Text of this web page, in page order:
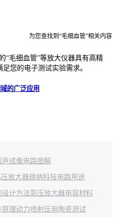
为您查找到“毛细血管”相关内容
“毛细血管”等放大仪器具有高精
您的电子测试实验需求。
的广泛应用
声成像 电路图解
压放大器微纳科技 电路用途
设计方法高压放大器电容材料
原理动力喷射压电陶瓷测试